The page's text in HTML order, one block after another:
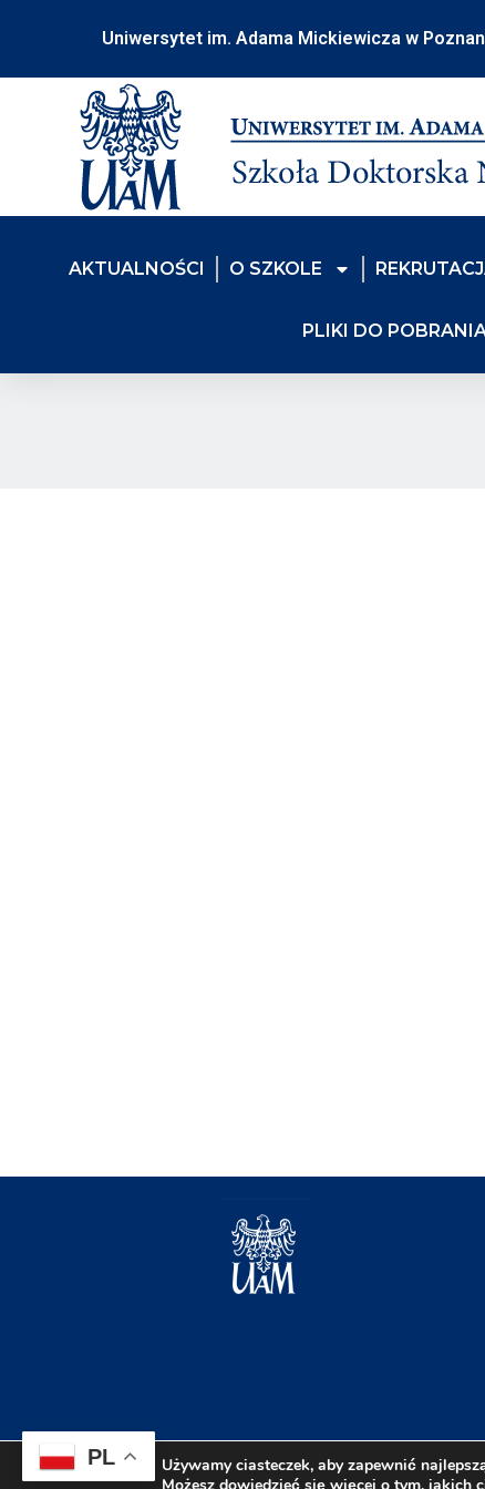
Uniwersytet im. Adama Mickiewicza w
AKTUALNOŚCI O SZKOLE
PLIKI DO
PL
Używamy ciasteczek, aby zapewnić